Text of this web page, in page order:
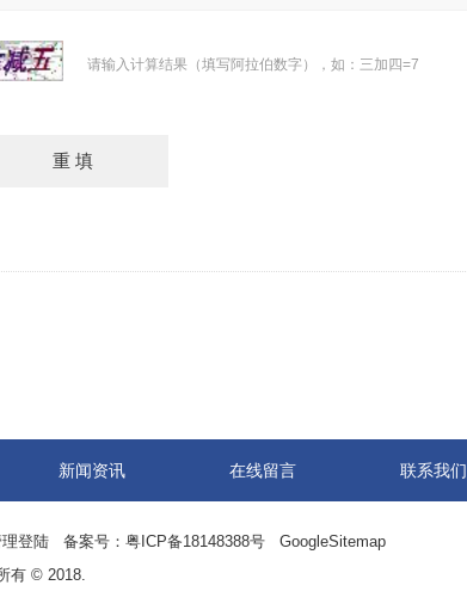
请输入计算结果（填写阿拉伯数字），如：三加四=7
新闻资讯 在线留言 联系我们
登陆备案号： 粤ICP备18148388号
GoogleSitemap
有 © 2018.